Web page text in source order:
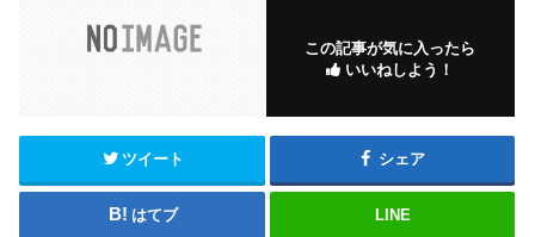
この記事が気に入ったら
いいねしよう！
ツイート シェア
はてブ LINE